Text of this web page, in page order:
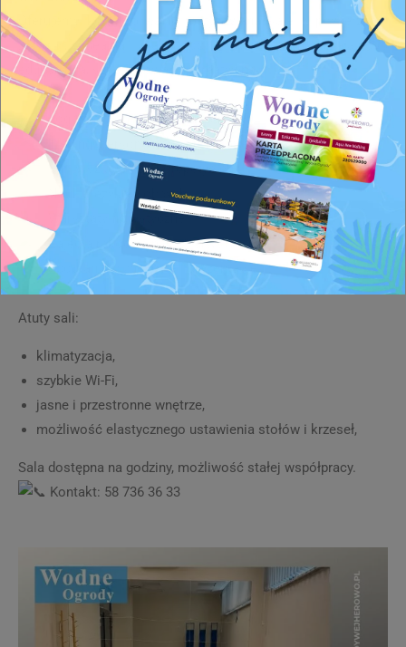
Oferujemy komfortową, klimatyzowaną salę o powierzchni
24 m², idealną dla osób prowadzących działalność
edukacyjną, szkoleniową lub kreatywną.
Logopedia i terapia indywidualna
Treningi personalne i konsultacje
Kursy, szkolenia i korepetycje
Nauka języków obcych
Warsztaty florystyczne
Zajęcia rękodzielnicze i artystyczne
Spotkania biznesowe i prezentacje
Atuty sali:
klimatyzacja,
szybkie Wi-Fi,
jasne i przestronne wnętrze,
możliwość elastycznego ustawienia stołów i krzeseł,
Sala dostępna na godziny, możliwość stałej współpracy.
Kontakt: 58 736 36 33